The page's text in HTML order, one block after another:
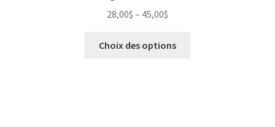
28,00$ – 45,00$
Choix des options